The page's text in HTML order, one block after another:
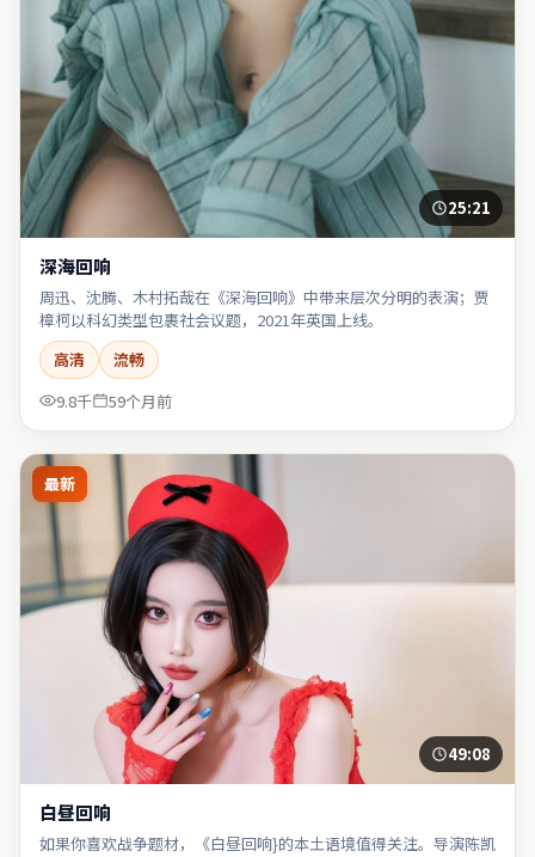
25:21
深海回响
周迅、沈腾、木村拓哉在《深海回响》中带来层次分明的表演；贾
樟柯以科幻类型包裹社会议题，2021年英国上线。
高清
流畅
9.8千
59个月前
最新
49:08
白昼回响
如果你喜欢战争题材，《白昼回响}的本土语境值得关注。导演陈凯